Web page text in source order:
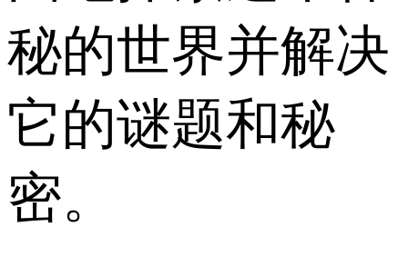
秘的世界并解决
它的谜题和秘
密。